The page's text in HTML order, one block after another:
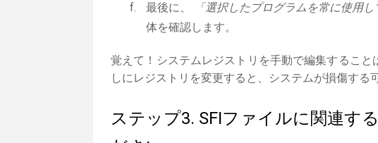
最後に、
「選択したプログラムを常に使用し
体を確認します。
覚えて！システムレジストリを手動で編集するこ
しにレジストリを変更すると、システムが損傷する
ステップ3. SFIファイルに関連す